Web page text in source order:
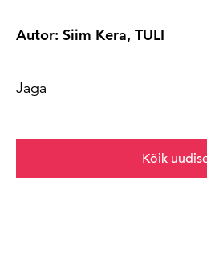
Autor: Siim Kera, TULI
Jaga
Kõik